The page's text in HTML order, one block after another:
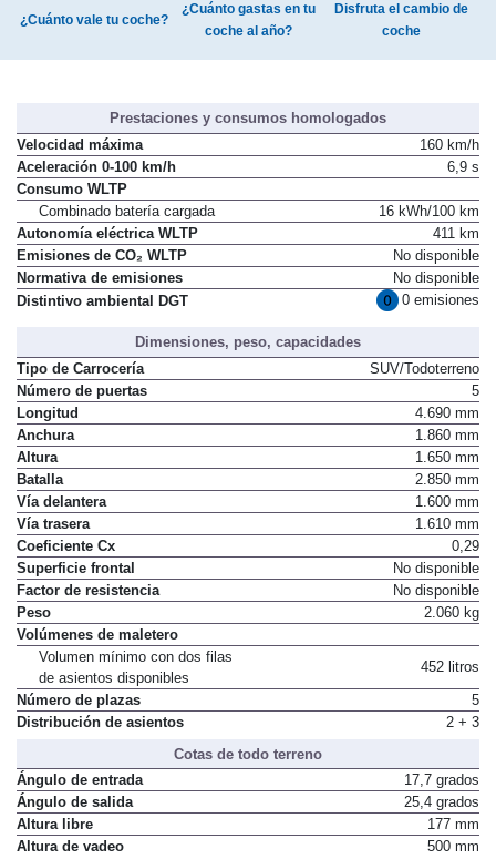
¿Cuánto vale tu coche?
¿Cuánto gastas en tu
coche al año?
Disfruta el cambio de
coche
Prestaciones y consumos homologados
Velocidad máxima
160 km/h
Aceleración 0-100 km/h
6,9 s
Consumo WLTP
Combinado batería cargada
16 kWh/100 km
Autonomía eléctrica WLTP
411 km
Emisiones de CO₂ WLTP
No disponible
Normativa de emisiones
No disponible
Distintivo ambiental DGT
0 emisiones
Dimensiones, peso, capacidades
Tipo de Carrocería
SUV/Todoterreno
Número de puertas
5
Longitud
4.690 mm
Anchura
1.860 mm
Altura
1.650 mm
Batalla
2.850 mm
Vía delantera
1.600 mm
Vía trasera
1.610 mm
Coeficiente Cx
0,29
Superficie frontal
No disponible
Factor de resistencia
No disponible
Peso
2.060 kg
Volúmenes de maletero
Volumen mínimo con dos filas
de asientos disponibles
452 litros
Número de plazas
5
Distribución de asientos
2 + 3
Cotas de todo terreno
Ángulo de entrada
17,7 grados
Ángulo de salida
25,4 grados
Altura libre
177 mm
Altura de vadeo
500 mm